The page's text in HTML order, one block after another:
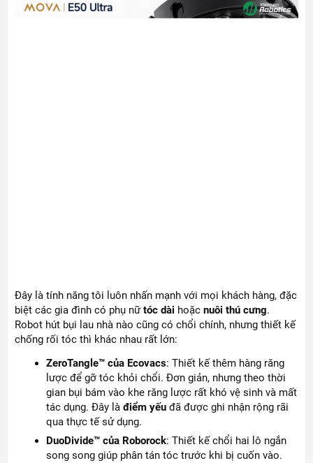
Đây là tính năng tôi luôn nhấn mạnh với mọi khách hàng, đặc
biệt các gia đình có phụ nữtóc dài hoặcnuôi thú cưng.
Robot hút bụi lau nhà nào cũng có chổi chính, nhưng thiết kế
chống rối tóc thì khác nhau rất lớn:
ZeroTangle™ của Ecovacs: Thiết kế thêm hàng răng
lược để gỡ tóc khỏi chổi. Đơn giản, nhưng theo thời
gian bụi bám vào khe răng lược rất khó vệ sinh và mất
tác dụng. Đây làđiểm yếu đã được ghi nhận rộng rãi
qua thực tế sử dụng.
DuoDivide™ của Roborock: Thiết kế chổi hai lô ngắn
song song giúp phân tán tóc trước khi bị cuốn vào.